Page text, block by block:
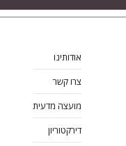
אודותינו
צרו קשר
מועצה מדעית
דירקטוריון